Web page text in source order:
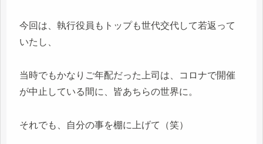
今回は、執行役員もトップも世代交代して若返って
いたし、
当時でもかなりご年配だった上司は、コロナで開催
が中止している間に、皆あちらの世界に。
それでも、自分の事を棚に上げて（笑）